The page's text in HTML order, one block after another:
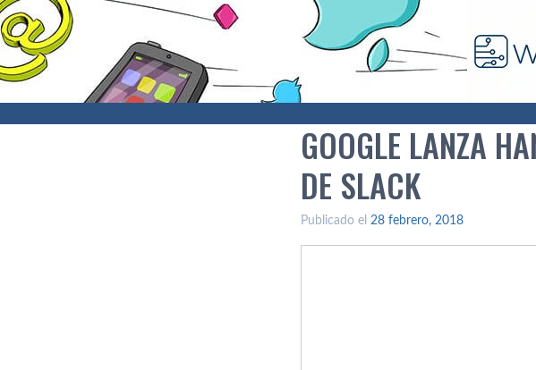
GOOGLE LANZA
DE SLACK
Publicado el 28 febrero, 2018